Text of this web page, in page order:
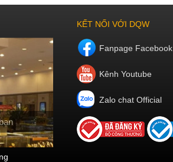
KẾT NỐI VỚI DQW
Fanpage Facebook
Kênh Youtube
Zalo chat Official